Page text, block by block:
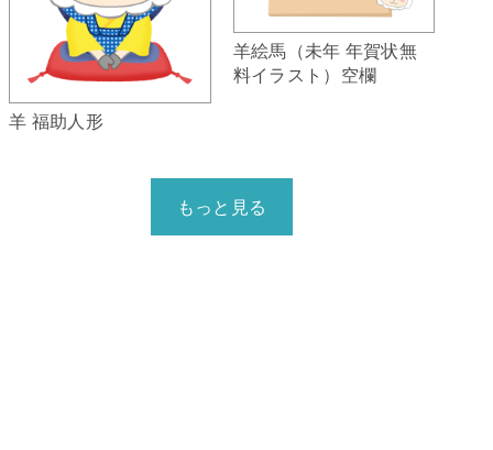
羊 福助人形
羊絵馬（未年 年賀状無
料イラスト）空欄
もっと見る